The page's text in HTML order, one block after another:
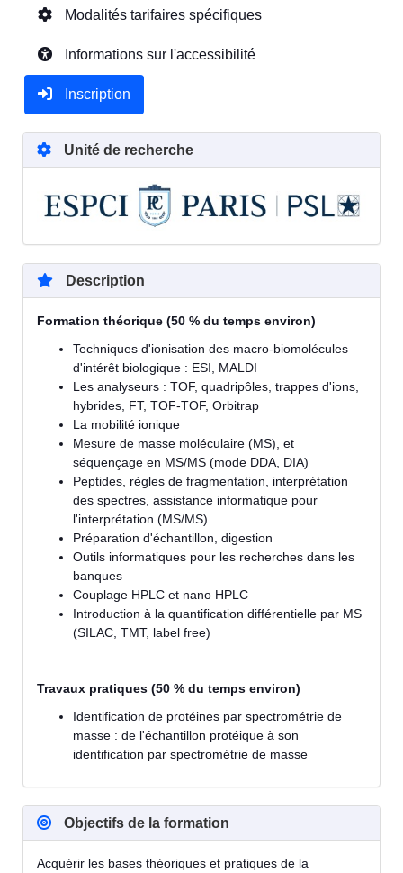
Modalités tarifaires spécifiques
Informations sur l'accessibilité
Inscription
Unité de recherche
Description
Formation théorique (50 % du temps environ)
Techniques d'ionisation des macro-biomolécules
d'intérêt biologique : ESI, MALDI
Les analyseurs : TOF, quadripôles, trappes d'ions,
hybrides, FT, TOF-TOF, Orbitrap
La mobilité ionique
Mesure de masse moléculaire (MS), et
séquençage en MS/MS (mode DDA, DIA)
Peptides, règles de fragmentation, interprétation
des spectres, assistance informatique pour
l'interprétation (MS/MS)
Préparation d'échantillon, digestion
Outils informatiques pour les recherches dans les
banques
Couplage HPLC et nano HPLC
Introduction à la quantification différentielle par MS
(SILAC, TMT, label free)
Travaux pratiques (50 % du temps environ)
Identification de protéines par spectrométrie de
masse : de l'échantillon protéique à son
identification par spectrométrie de masse
Objectifs de la formation
Acquérir les bases théoriques et pratiques de la